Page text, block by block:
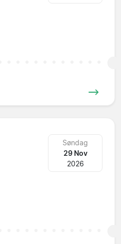
Søndag
29 Nov
2026